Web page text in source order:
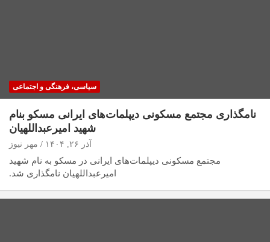
سیاسی، فرهنگی و اجتماعی
نامگذاری مجتمع مسکونی دیپلمات‌های ایرانی مسکو بنام
شهید امیرعبداللهیان
آذر ۲۶, ۱۴۰۴ مهر نیوز
مجتمع مسکونی دیپلمات‌های ایرانی در مسکو به نام شهید
امیرعبداللهیان نامگذاری شد.